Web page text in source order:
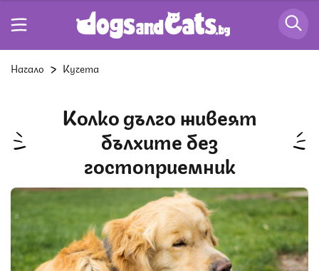
Начало Кучета
Колко дълго живеят
бълхите без
гостоприемник